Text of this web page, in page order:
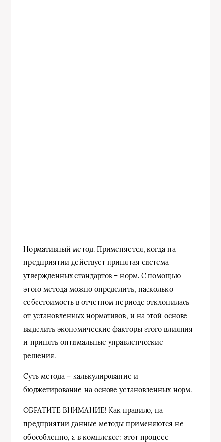
Нормативный метод. Применяется, когда на
предприятии действует принятая система
утвержденных стандартов – норм. С помощью
этого метода можно определить, насколько
себестоимость в отчетном периоде отклонилась
от установленных нормативов, и на этой основе
выделить экономические факторы этого влияния
и принять оптимальные управленческие
решения.
Суть метода – калькулирование и
бюджетирование на основе установленных норм.
ОБРАТИТЕ ВНИМАНИЕ! Как правило, на
предприятии данные методы применяются не
обособленно, а в комплексе: этот процесс